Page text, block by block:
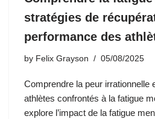
stratégies de
performance des
by Felix Grayson 05/08/2025
Comprendre la peur irrationnelle
athlètes confrontés à la fatigue
explore l’impact de la fatigue